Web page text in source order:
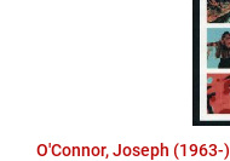
O'Connor, Joseph (1963-)